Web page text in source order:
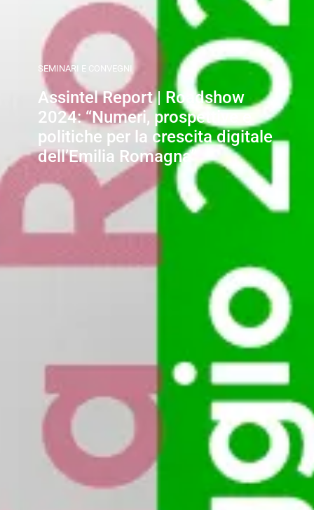
SEMINARI E CONVEGNI
Assintel Report | Roadshow
2024: “Numeri, prospettive e
politiche per la crescita digitale
dell’Emilia Romagna”